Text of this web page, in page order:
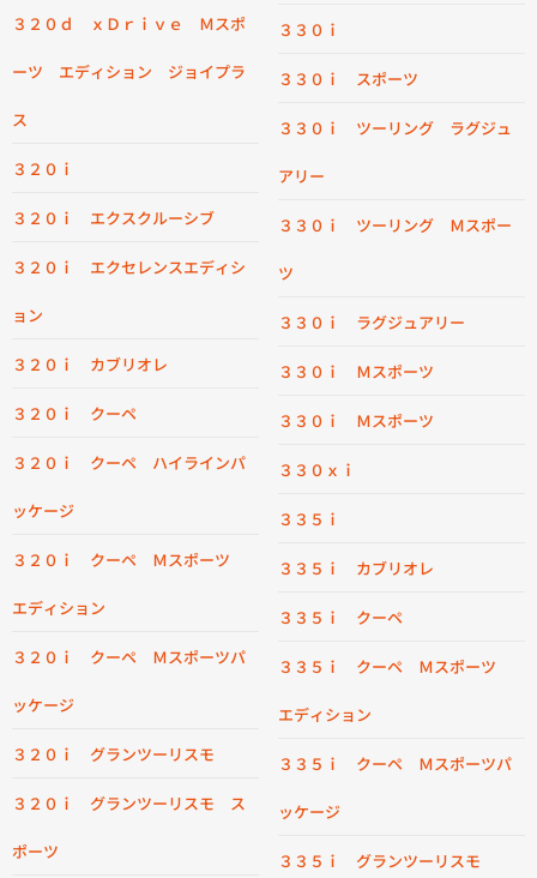
３２０ｄ ｘＤｒｉｖｅ Ｍスポ
ーツ エディション ジョイプラ
ス
３２０ｉ
３２０ｉ エクスクルーシブ
３２０ｉ エクセレンスエディシ
ョン
３２０ｉ カブリオレ
３２０ｉ クーペ
３２０ｉ クーペ ハイラインパ
ッケージ
３２０ｉ クーペ Ｍスポーツ
エディション
３２０ｉ クーペ Ｍスポーツパ
ッケージ
３２０ｉ グランツーリスモ
３２０ｉ グランツーリスモ ス
ポーツ
３３０ｉ
３３０ｉ スポーツ
３３０ｉ ツーリング ラグジュ
アリー
３３０ｉ ツーリング Ｍスポー
ツ
３３０ｉ ラグジュアリー
３３０ｉ Ｍスポーツ
３３０ｉ Ｍスポーツ
３３０ｘｉ
３３５ｉ
３３５ｉ カブリオレ
３３５ｉ クーペ
３３５ｉ クーペ Ｍスポーツ
エディション
３３５ｉ クーペ Ｍスポーツパ
ッケージ
３３５ｉ グランツーリスモ